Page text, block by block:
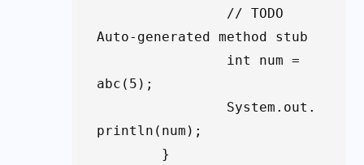
Auto-generated method stub
abc(5);
println(num);